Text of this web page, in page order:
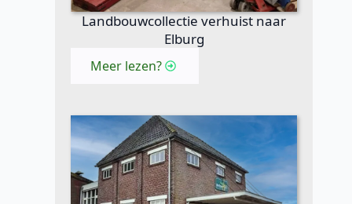
Landbouwcollectie verhuist naar
Elburg
Meer lezen?